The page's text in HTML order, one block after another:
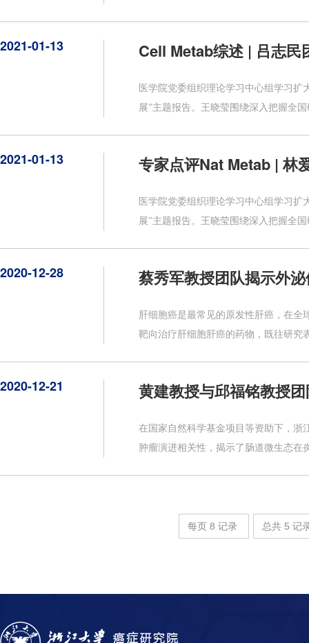
2021-01-13 Cell Metab综述 | 吕志民
医学院党委组织理论学习中心组学习
展”主题报告。王晓莹围绕深入把握全
2021-01-13 专家点评Nat Metab | 林
医学院党委组织理论学习中心组学习
展”主题报告。王晓莹围绕深入把握全
2020-12-28 蔡秀军教授团队揭示外
肝细胞癌是最常见的原发性肝癌，在全
靶向治疗肝细胞肝癌的药物，既往研究
2020-12-21 黄建教授与邱福铭教授
在国家自然科学基金项目等资助下，浙
肿瘤演进相关性，揭示了肠道微生态在
每页 8 记录 总共 5 记